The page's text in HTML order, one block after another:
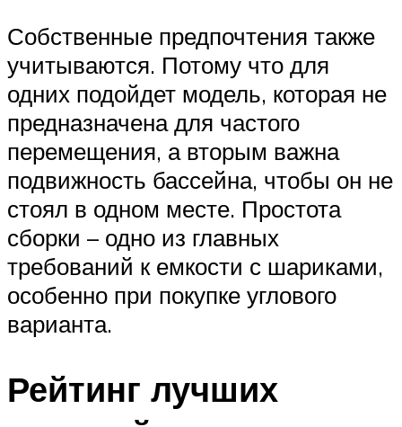
Собственные предпочтения также
учитываются. Потому что для
одних подойдет модель, которая не
предназначена для частого
перемещения, а вторым важна
подвижность бассейна, чтобы он не
стоял в одном месте. Простота
сборки – одно из главных
требований к емкости с шариками,
особенно при покупке углового
варианта.
Рейтинг лучших